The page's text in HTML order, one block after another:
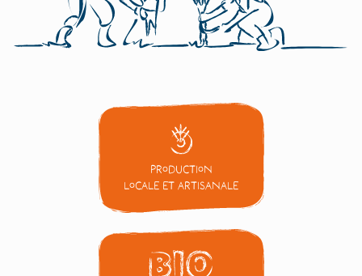
Production
locale et artisanale